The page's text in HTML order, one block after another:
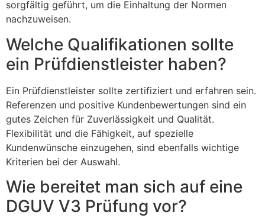
sorgfältig geführt, um die Einhaltung der Normen
nachzuweisen.
Welche Qualifikationen sollte
ein Prüfdienstleister haben?
Ein Prüfdienstleister sollte zertifiziert und erfahren sein.
Referenzen und positive Kundenbewertungen sind ein
gutes Zeichen für Zuverlässigkeit und Qualität.
Flexibilität und die Fähigkeit, auf spezielle
Kundenwünsche einzugehen, sind ebenfalls wichtige
Kriterien bei der Auswahl.
Wie bereitet man sich auf eine
DGUV V3 Prüfung vor?